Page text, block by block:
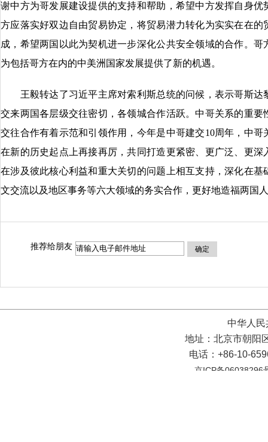
谢中方为哥发展建设提供的支持和帮助，希望中方发挥自身
方应落实好双边自由贸易协定，将贸易潜力转化为实实在在
成，希望两国以此为契机进一步深化公共安全领域的合作。
为包括哥方在内的中美洲国家发展提供了新的机遇。
王毅转达了习近平主席对索利斯总统的问候，表示哥斯达
交来两国各层级交往密切，各领城合作活跃。中哥关系的重
交往合作有着示范和引领作用，今年是中哥建交10周年，中
在新的历史起点上再接再厉，共同打造更紧密、更广泛、更
在涉及彼此核心利益和重大关切的问题上相互支持，深化在
文交流以及地区事务等六大领域的务实合作，更好地造福两国
推荐给朋友 确定
中华人
地址：北京市朝阳
电话：+86-10-
京ICP备06038296